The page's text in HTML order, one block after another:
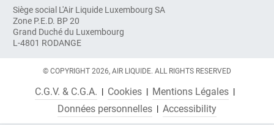
Siège social L'Air Liquide Luxembourg SA
Zone P.E.D. BP 20
Grand Duché du Luxembourg
L-4801 RODANGE
© COPYRIGHT 2026, AIR LIQUIDE. ALL RIGHTS RESERVED
C.G.V. & C.G.A. Cookies
Mentions Légales
Données personnelles
Accessibility